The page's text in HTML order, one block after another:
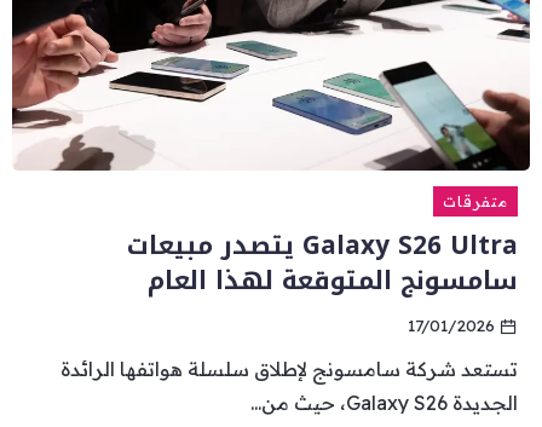
متفرقات
Galaxy S26 Ultra يتصدر مبيعات
سامسونج المتوقعة لهذا العام
17/01/2026
تستعد شركة سامسونج لإطلاق سلسلة هواتفها الرائدة
الجديدة Galaxy S26، حيث من...